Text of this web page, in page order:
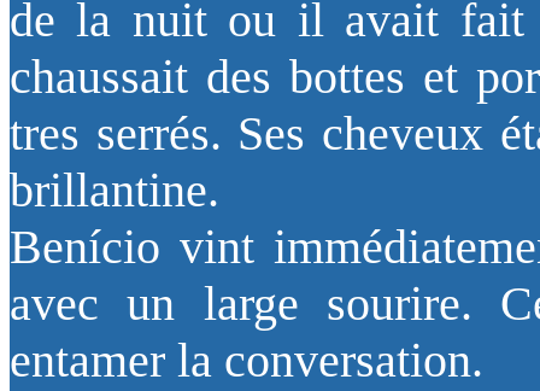
de la nuit ou il avait fait
chaussait des bottes et
tres serrés. Ses cheveux
brillantine.
Benício vint
avec un large sourire.
entamer la conversation.